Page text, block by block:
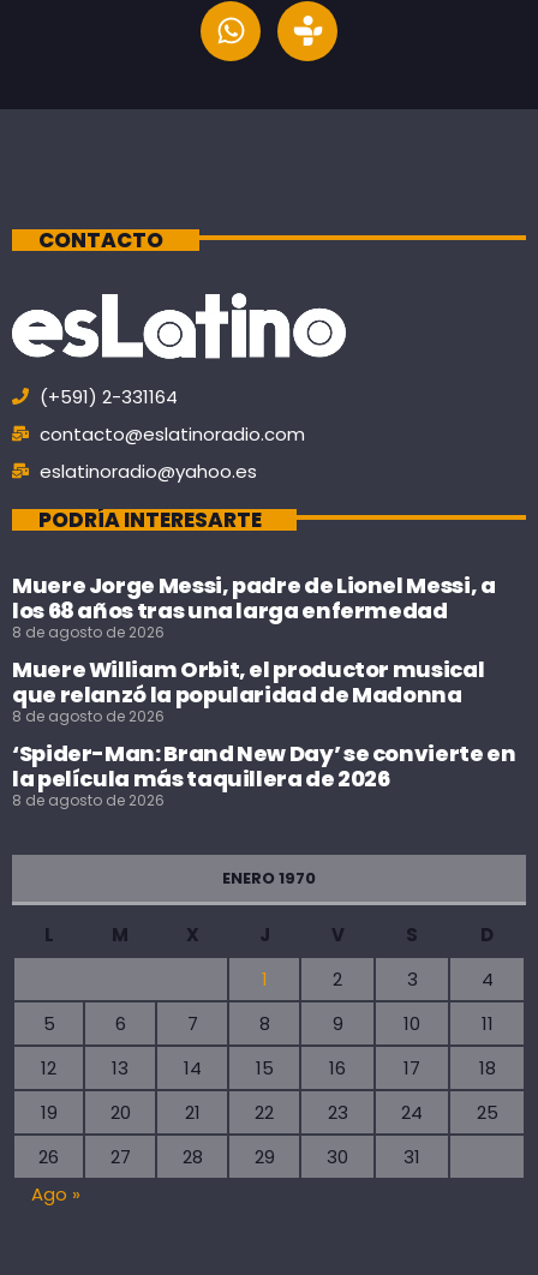
CONTACTO
(+591) 2-331164
contacto@eslatinoradio.com
eslatinoradio@yahoo.es
PODRÍA INTERESARTE
Muere Jorge Messi, padre de Lionel Messi, a
los 68 años tras una larga enfermedad
8 de agosto de 2026
Muere William Orbit, el productor musical
que relanzó la popularidad de Madonna
8 de agosto de 2026
‘Spider-Man: Brand New Day’ se convierte en
la película más taquillera de 2026
8 de agosto de 2026
ENERO 1970
L M X J V S
D
1
2 3
4
5
6 7 8 9 10
11
12
13 14 15 16 17
18
19
20 21 22 23 24
25
26
27 28 29 30
31
Ago »